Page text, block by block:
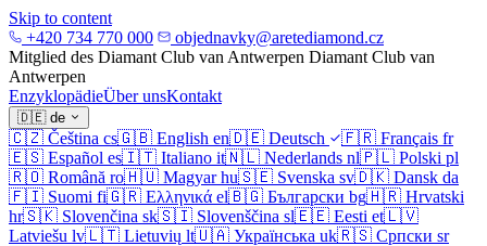
Skip to content
+420 734 770 000
objednavky@aretediamond.cz
Mitglied des Diamant Club van Antwerpen Diamant Club van
Antwerpen
EnzyklopädieÜber unsKontakt
🇩🇪 de
🇨🇿 Čeština cs🇬🇧 English en🇩🇪 Deutsch 🇫🇷 Français fr
🇪🇸 Español es🇮🇹 Italiano it🇳🇱 Nederlands nl🇵🇱 Polski pl
🇷🇴 Română ro🇭🇺 Magyar hu🇸🇪 Svenska sv🇩🇰 Dansk da
🇫🇮 Suomi fi🇬🇷 Ελληνικά el🇧🇬 Български bg🇭🇷 Hrvatski
hr🇸🇰 Slovenčina sk🇸🇮 Slovenščina sl🇪🇪 Eesti et🇱🇻
Latviešu lv🇱🇹 Lietuvių lt🇺🇦 Українська uk🇷🇸 Српски sr